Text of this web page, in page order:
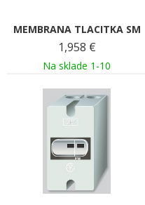
MEMBRANA TLACITKA SM
1,958 €
Na sklade 1-10